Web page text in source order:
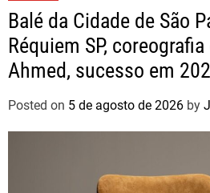
Balé da Cidade de São
Réquiem SP,
Ahmed, sucesso em
Posted on 5 de agosto de 2026 by